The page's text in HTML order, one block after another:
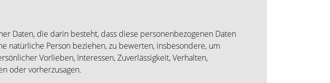
Daten, die darin besteht, dass diese personenbezogenen Daten
natürliche Person beziehen, zu bewerten, insbesondere, um
Vorlieben, Interessen, Zuverlässigkeit, Verhalten,
oder vorherzusagen.